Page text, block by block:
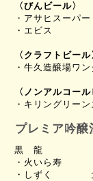
〈びんビール〉
・アサヒス
・ エビ
〈クラフトビール
・牛久造醸場
〈ノンアルコー
・キリングリー
プレミア吟醸
黒 龍
・火いら寿
・ しずく 大